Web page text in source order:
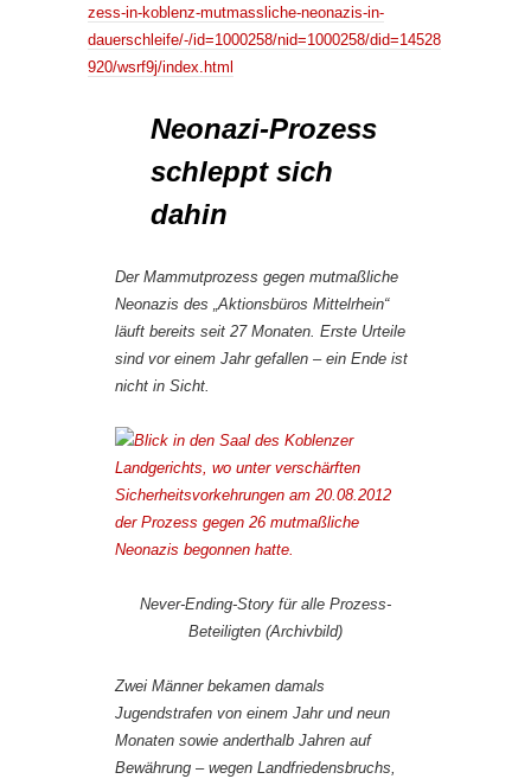
zess-in-koblenz-mutmassliche-neonazis-in-
dauerschleife/-/id=1000258/nid=1000258/did=14528
920/wsrf9j/index.html
Neonazi-Prozess
schleppt sich
dahin
Der Mammutprozess gegen mutmaßliche
Neonazis des „Aktionsbüros Mittelrhein“
läuft bereits seit 27 Monaten. Erste Urteile
sind vor einem Jahr gefallen – ein Ende ist
nicht in Sicht.
Never-Ending-Story für alle Prozess-
Beteiligten (Archivbild)
Zwei Männer bekamen damals
Jugendstrafen von einem Jahr und neun
Monaten sowie anderthalb Jahren auf
Bewährung – wegen Landfriedensbruchs,